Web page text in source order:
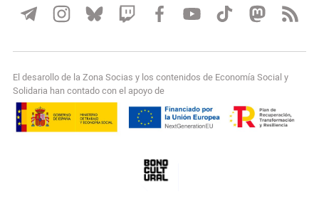
El desarollo de la Zona Socias y los contenidos de Economía Social y
Solidaria han contado con el apoyo de